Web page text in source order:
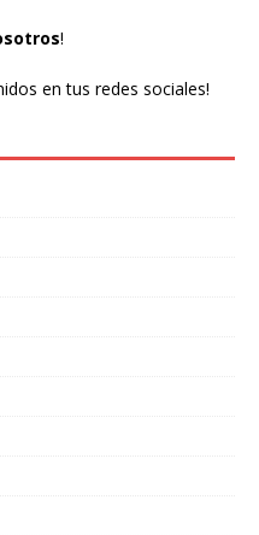
!
en tus redes sociales!